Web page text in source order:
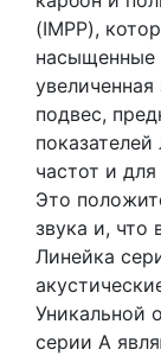
(IMPP),
насыщенные
подвес,
частот и
Это
звука и, что
Линейка
Уникальной
серии А